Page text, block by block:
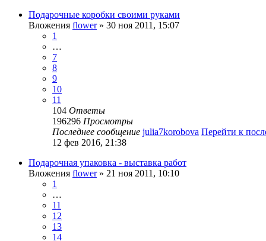
Подарочные коробки своими руками
Вложения flower» 30 ноя 2011, 15:07
1
…
7
8
9
10
11
104 Ответы
196296 Просмотры
Последнее сообщение julia7korobova Перейти к
12 фев 2016, 21:38
Подарочная упаковка - выставка работ
Вложения flower» 21 ноя 2011, 10:10
1
…
11
12
13
14